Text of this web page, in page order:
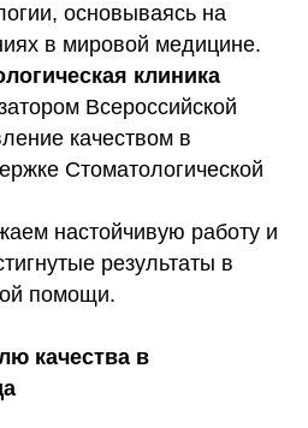
основываясь на
в мировой медицине.
клиника
Всероссийской
качеством в
Стоматологической
настойчивую работу и
результаты в
помощи.
качества в